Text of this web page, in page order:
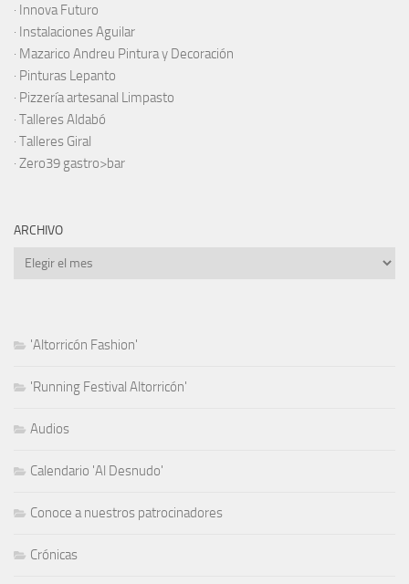
· Innova Futuro
· Instalaciones Aguilar
· Mazarico Andreu Pintura y Decoración
· Pinturas Lepanto
· Pizzería artesanal Limpasto
· Talleres Aldabó
· Talleres Giral
· Zero39 gastro>bar
ARCHIVO
Archivo
'Altorricón Fashion'
'Running Festival Altorricón'
Audios
Calendario 'Al Desnudo'
Conoce a nuestros patrocinadores
Crónicas